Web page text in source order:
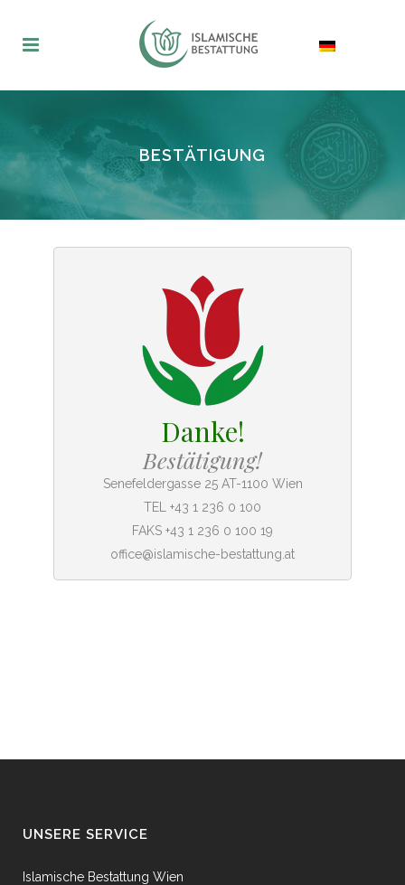
BESTÄTIGUNG
Danke!
Bestätigung!
Senefeldergasse 25 AT-1100 Wien
TEL +43 1 236 0 100
FAKS +43 1 236 0 100 19
office@islamische-bestattung.at
UNSERE SERVICE
Islamische Bestattung Wien